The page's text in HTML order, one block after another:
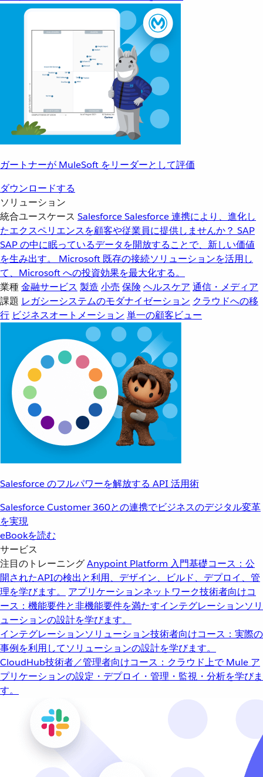
ガートナーが MuleSoft をリーダーとして評価
ダウンロードする
ソリューション
統合ユースケース SalesforceSalesforce 連携により、進化し
たエクスペリエンスを顧客や従業員に提供しませんか？ SAP
SAP の中に眠っているデータを開放することで、新しい価値
を生み出す。
Microsoft 既存の接続ソリューションを活用し
て、Microsoft への投資効果を最大化する。
業種金融サービス 製造 小売 保険 ヘルスケア 通信・メディア
課題 レガシーシステムのモダナイゼーション クラウドへの移
行 ビジネスオートメーション 単一の顧客ビュー
Salesforce のフルパワーを解放する API 活用術
Salesforce Customer 360との連携でビジネスのデジタル変革
を実現
eBookを読む
サービス
注目のトレーニングAnypoint Platform 入門基礎コース：公
開されたAPIの検出と利用、デザイン、ビルド、デプロイ、管
理を学びます。
アプリケーションネットワーク技術者向けコ
ース：機能要件と非機能要件を満たすインテグレーションソリ
ューションの設計を学びます。
インテグレーションソリューション技術者向けコース：実際の
事例を利用してソリューションの設計を学びます。
CloudHub技術者／管理者向けコース：クラウド上で Mule ア
プリケーションの設定・デプロイ・管理・監視・分析を学びま
す。